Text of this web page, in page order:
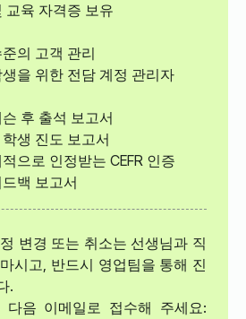
교육 자격증 보유
의 고객 관리
을 위한 전담 계정 관리자
후 출석 보고서
생 진도 보고서
으로 인정받는 CEFR 인증
백 보고서
변경 또는 취소는 선생님과 직
시고, 반드시 영업팀을 통해 진
.
다음 이메일로 접수해 주세요: